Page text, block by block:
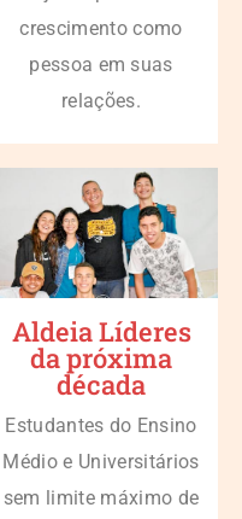
crescimento como
pessoa em suas
relações.
Aldeia Líderes
da próxima
década
Estudantes do Ensino
Médio e Universitários
sem limite máximo de